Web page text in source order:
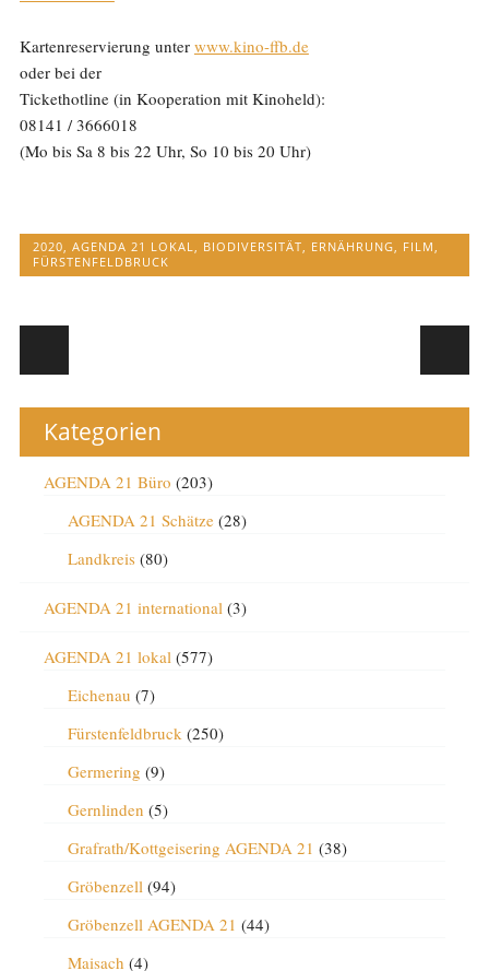
Kartenreservierung unter www.kino-ffb.de
oder bei der
Tickethotline (in Kooperation mit Kinoheld):
08141 / 3666018
(Mo bis Sa 8 bis 22 Uhr, So 10 bis 20 Uhr)
2020, AGENDA 21 LOKAL, BIODIVERSITÄT, ERNÄHRUNG, FILM,
FÜRSTENFELDBRUCK
Post navigation
Kategorien
AGENDA 21 Büro (203)
AGENDA 21 Schätze(28)
Landkreis(80)
AGENDA 21 international(3)
AGENDA 21 lokal(577)
Eichenau (7)
Fürstenfeldbruck(250)
Germering (9)
Gernlinden (5)
Grafrath/Kottgeisering AGENDA 21 (38)
Gröbenzell(94)
Gröbenzell AGENDA 21 (44)
Maisach (4)